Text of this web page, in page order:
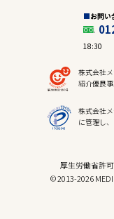
お問い
18:30
株式会社
紹介優良
株式会社
に管理し
厚生労働省許
© 2013-2026